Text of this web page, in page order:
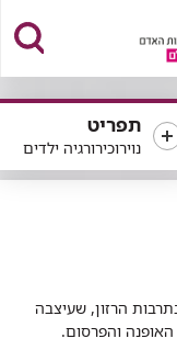
תפריט
נוירוכירורגיה ילדים
הרזון, שעיצבה
והפרסום.